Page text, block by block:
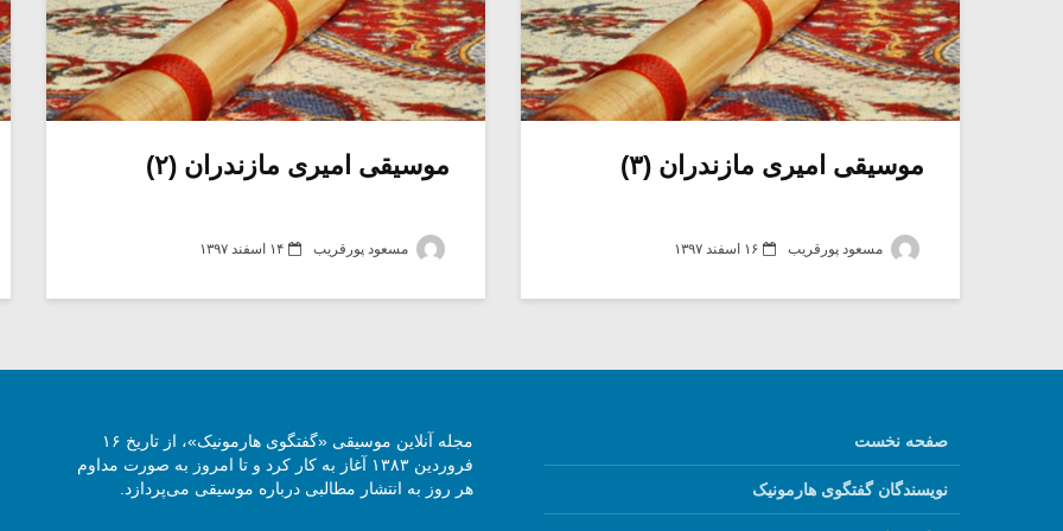
موسیقی امیری مازندران (۳)
مسعود پورقریب ۱۶ اسفند ۱۳۹۷
موسیقی امیری مازندران (۲)
مسعود پورقریب ۱۴ اسفند ۱۳۹۷
صفحه نخست
نویسندگان گفتگوی هارمونیک
مجله آنلاین موسیقی «گفتگوی هارمونیک»، از تاریخ ۱۶
فروردین ۱۳۸۳ آغاز به کار کرد و تا امروز به صورت مداوم
هر روز به انتشار مطالبی درباره موسیقی می‌پردازد.